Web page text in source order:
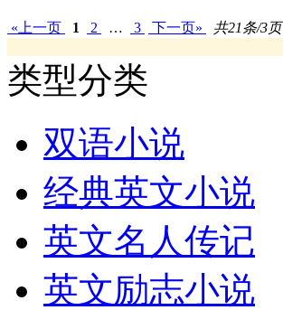
«上一页 1 2 … 3 下一页» 共21条/3页
类型分类
双语小说
经典英文小说
英文名人传记
英文励志小说